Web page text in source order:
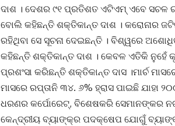
ଦାଶ । ଦେଶର ୯୧ ପ୍ରତିଶତ ଏଟିଏମ୍ ଏବେ ସଚଳ
ବୋଲି କହିଛନ୍ତି ଶକ୍ତିକାନ୍ତ ଦାଶ । କରୋନାର
ରହିଥିବା ସେ ସୂଚନା ଦେଇଛନ୍ତି । ବିଶ୍ୱରେ
କହିଛନ୍ତି ଶକ୍ତିକାନ୍ତ ଦାଶ । କେବଳ ଏତିକି
ପ୍ରଶଂସା କରିଛନ୍ତି ଶକ୍ତିକାନ୍ତ ଦାସ ।ମାର୍ଚ
ମାସରେ ରପ୍ତାନି ୩୪. ୬% ହ୍ରାସ ପାଇଛି
ଧରଣର କର୍ପୋରେଟ୍‌, ବିଶେଷକରି ସେମାନଙ୍କର
କେନ୍ଦ୍ରୀୟ ବ୍ୟାଙ୍କ୍‌ର ପଦକ୍ଷେପ ଯୋଗୁଁ